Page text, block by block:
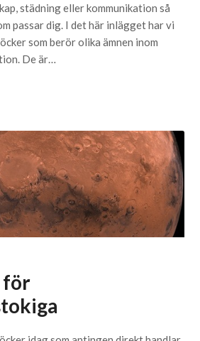
städning eller kommunikation så
passar dig. I det här inlägget har vi
som berör olika ämnen inom
De är…
för